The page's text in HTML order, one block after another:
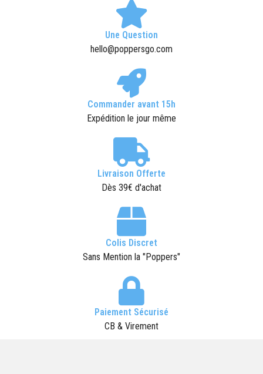
Une Question
hello@poppersgo.com
Commander avant 15h
Expédition le jour même
Livraison Offerte
Dès 39€ d'achat
Colis Discret
Sans Mention la "Poppers"
Paiement Sécurisé
CB & Virement